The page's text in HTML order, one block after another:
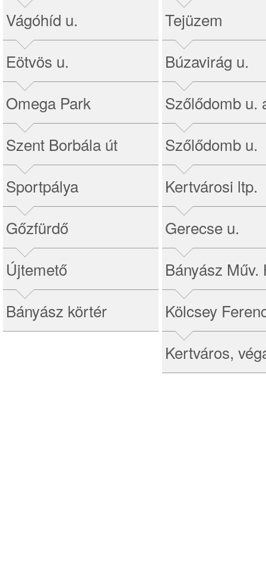
Vágóhíd u.
Eötvös u.
Omega Park
Szent Borbála út
Sportpálya
Gőzfürdő
Újtemető
Bányász körtér
Tejüzem
Búzavirág u.
Szőlődomb u.
Szőlődomb u.
Kertvárosi ltp.
Gerecse u.
Bányász Műv.
Kölcsey
Kertváros,